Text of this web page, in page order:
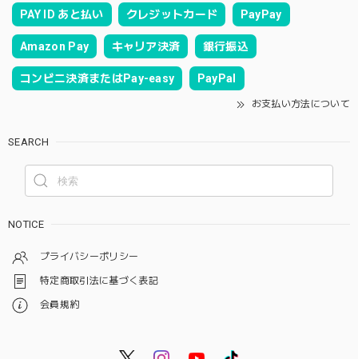
PAY ID あと払い クレジットカード PayPay
Amazon Pay キャリア決済 銀行振込
コンビニ決済またはPay-easy PayPal
お支払い方法について
SEARCH
NOTICE
プライバシーポリシー
特定商取引法に基づく表記
会員規約